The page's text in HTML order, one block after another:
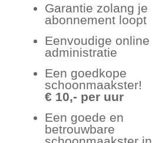
Garantie zolang je
abonnement loopt
Eenvoudige online
administratie
Een goedkope
schoonmaakster!
€ 10,- per uur
Een goede en
betrouwbare